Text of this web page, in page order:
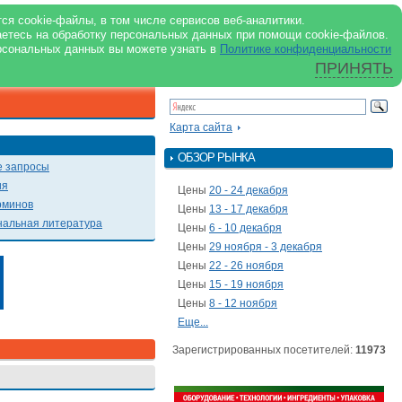
cookie-файлы, в том числе сервисов веб-аналитики.
на обработку персональных данных при помощи cookie-файлов.
данных вы можете узнать в Политике конфиденциальности
ПРИНЯТЬ
support@milkbranch.ru
О портале
Реклама в журнале
Реклама на портале
Архив номеров
запросы
литература
Карта сайта
ОБЗОР РЫНКА
Цены 20 - 24 декабря
Цены 13 - 17 декабря
Цены 6 - 10 декабря
Цены 29 ноября - 3 декабря
Цены 22 - 26 ноября
Цены 15 - 19 ноября
Цены 8 - 12 ноября
Еще...
Зарегистрированных посетителей: 11973